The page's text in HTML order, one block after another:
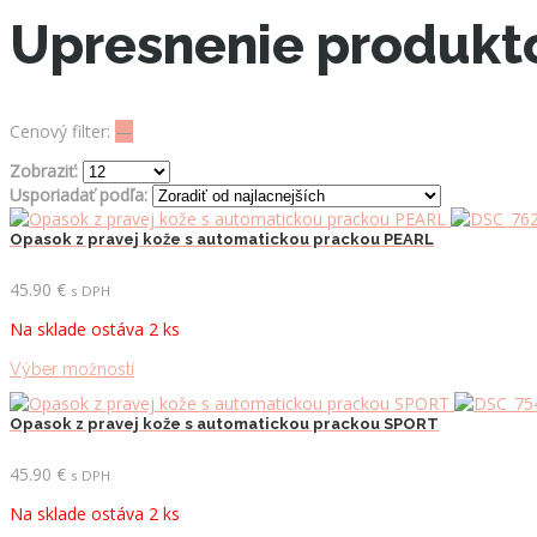
Upresnenie
Cenový filter: —
Zobraziť:
Usporiadať podľa:
Opasok z pravej kože s automatickou prackou PEARL
45.90 € s DPH
Na sklade ostáva 2 ks
Výber možnostíTento
má
viacero
môžete
Opasok z pravej kože s automatickou prackou SPORT
45.90 € s DPH
Na sklade ostáva 2 ks